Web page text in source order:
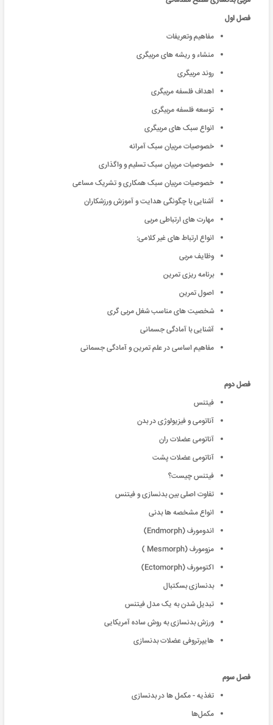
فصل اول
مفاهیم وتعریفات
منشاء و ریشه های مربیگری
روند مربیگری
اهداف فلسفه مربیگری
توسعه فلسفه مربیگری
انواع سبک های مربیگری
خصوصیات مربیان سبک آمرانه
خصوصیات مربیان سبک تسلیم و واگذاری
خصوصیات مربیان سبک همکاری و تشریک مساعی
آشنایی با چگونگی هدایت و آموزش ورزشکاران
مهارت های ارتباطی مربی
انواع ارتباط های غیر کلامی:
وظایف مربی
برنامه ریزی تمرین
اصول تمرین
شخصیت های مناسب شغل مربی گری
آشنایی با آمادگی جسمانی
مفاهیم اساسی در علم تمرین و آمادگی جسمانی
فصل دوم
فیتنس
آناتومی و فیزیولوژی در بدن
آناتومی عضلات ران
آناتومی عضلات پشت
فیتنس چیست؟
تفاوت اصلی بین بدنسازی و فیتنس
انواع مشخصه ها بدنی
اندومورف (Endmorph)
مزومورف (Mesmorph )
اکتومورف (Ectomorph)
بدنسازی بسکتبال
تبدیل شدن به یک مدل فیتنس
ورزش بدنسازی به روش ساده آمریکایی
هایپرتروفی عضلات بدنسازی
فصل سوم
تغذیه - مکمل ها در بدنسازی
مکمل‌ها